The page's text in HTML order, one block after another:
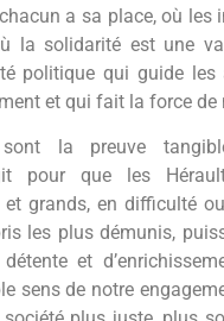
a sa place, où les
la solidarité est une
politique qui guide
et qui fait la force de
la preuve
pour que les
grands, en difficulté
les plus démunis,
et
sens de notre